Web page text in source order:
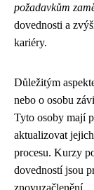
požadavkům
dovednosti a
kariéry.
Důležitým
nebo o osobu
Tyto osoby mají
aktualizovat
procesu. Kurzy
dovedností jsou
znovuzačlenění.